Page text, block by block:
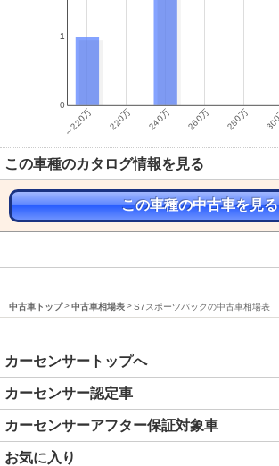
この車種のカタログ情報を見る
この車種の中古車を見る
中古車トップ 中古車相場表 S7スポーツバックの中古車相場表
カーセンサートップへ
カーセンサー認定車
カーセンサーアフター保証対象車
お気に入り